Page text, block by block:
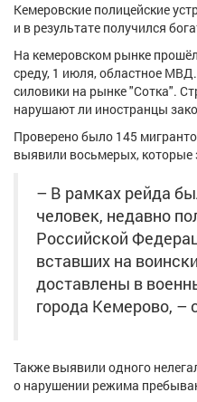
Работа
Обучение
Товары
ТВ программа Я -
Кемеровские полицейские
и в результате получился
На кемеровском рынке
среду, 1 июля, областное
силовики на рынке "Сотка".
нарушают ли иностранцы
Проверено было 145
выявили восьмерых, которые
– В рамках рейда
человек, недавно
Российской
вставших на
доставлены в
города Кемерово, –
Также выявили одного
о нарушении режима